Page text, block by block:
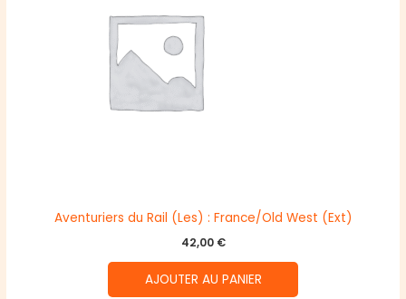
Aventuriers du Rail (Les) : France/Old West (Ext)
42,00 €
AJOUTER AU PANIER